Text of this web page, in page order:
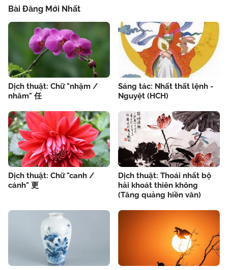
Bài Đăng Mới Nhất
Dịch thuật: Chữ "nhậm /
nhâm" 任
Sáng tác: Nhất thất lệnh -
Nguyệt (HCH)
Dịch thuật: Chữ "canh /
cánh" 更
Dịch thuật: Thoái nhất bộ
hải khoát thiên không
(Tăng quảng hiền văn)